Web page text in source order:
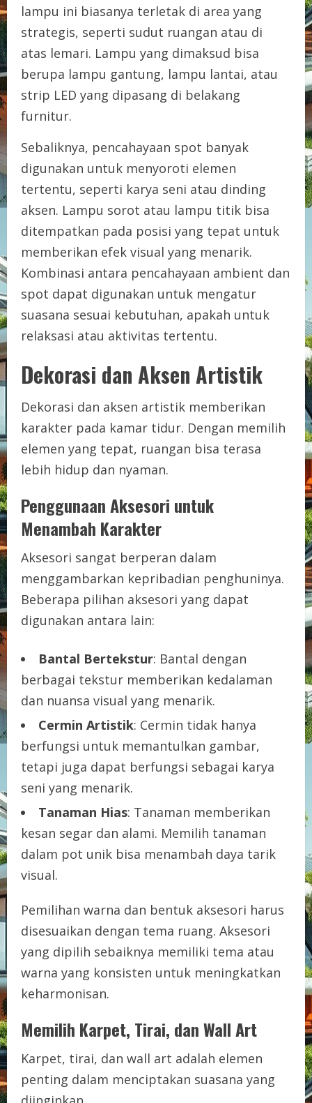
lampu ini biasanya terletak di area yang
strategis, seperti sudut ruangan atau di
atas lemari. Lampu yang dimaksud bisa
berupa lampu gantung, lampu lantai, atau
strip LED yang dipasang di belakang
furnitur.
Sebaliknya, pencahayaan spot banyak
digunakan untuk menyoroti elemen
tertentu, seperti karya seni atau dinding
aksen. Lampu sorot atau lampu titik bisa
ditempatkan pada posisi yang tepat untuk
memberikan efek visual yang menarik.
Kombinasi antara pencahayaan ambient dan
spot dapat digunakan untuk mengatur
suasana sesuai kebutuhan, apakah untuk
relaksasi atau aktivitas tertentu.
Dekorasi dan Aksen Artistik
Dekorasi dan aksen artistik memberikan
karakter pada kamar tidur. Dengan memilih
elemen yang tepat, ruangan bisa terasa
lebih hidup dan nyaman.
Penggunaan Aksesori untuk
Menambah Karakter
Aksesori sangat berperan dalam
menggambarkan kepribadian penghuninya.
Beberapa pilihan aksesori yang dapat
digunakan antara lain:
Bantal Bertekstur: Bantal dengan
berbagai tekstur memberikan kedalaman
dan nuansa visual yang menarik.
Cermin Artistik: Cermin tidak hanya
berfungsi untuk memantulkan gambar,
tetapi juga dapat berfungsi sebagai karya
seni yang menarik.
Tanaman Hias: Tanaman memberikan
kesan segar dan alami. Memilih tanaman
dalam pot unik bisa menambah daya tarik
visual.
Pemilihan warna dan bentuk aksesori harus
disesuaikan dengan tema ruang. Aksesori
yang dipilih sebaiknya memiliki tema atau
warna yang konsisten untuk meningkatkan
keharmonisan.
Memilih Karpet, Tirai, dan Wall Art
Karpet, tirai, dan wall art adalah elemen
penting dalam menciptakan suasana yang